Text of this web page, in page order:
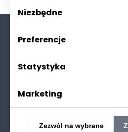
Polityka prywatności
Niezbędne
Preferencje
Statystyka
Marketing
Zezwól na wybrane